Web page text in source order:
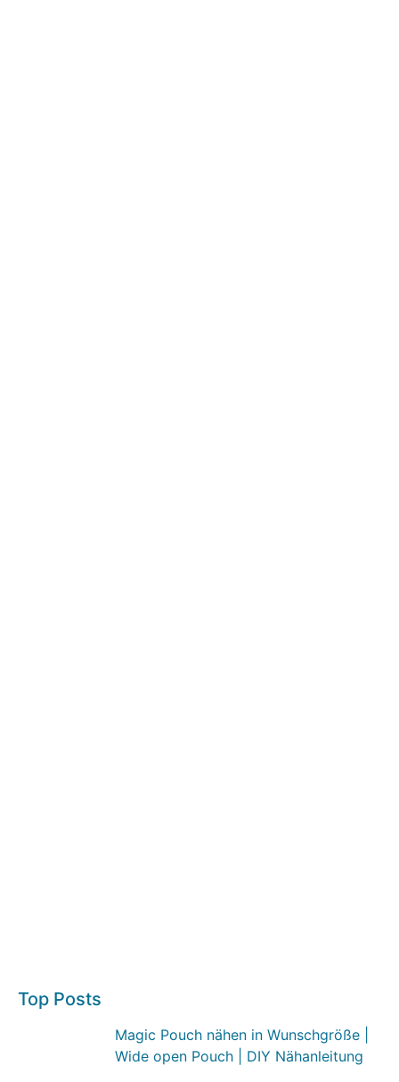
Top Posts
Magic Pouch nähen in Wunschgröße |
Wide open Pouch | DIY Nähanleitung